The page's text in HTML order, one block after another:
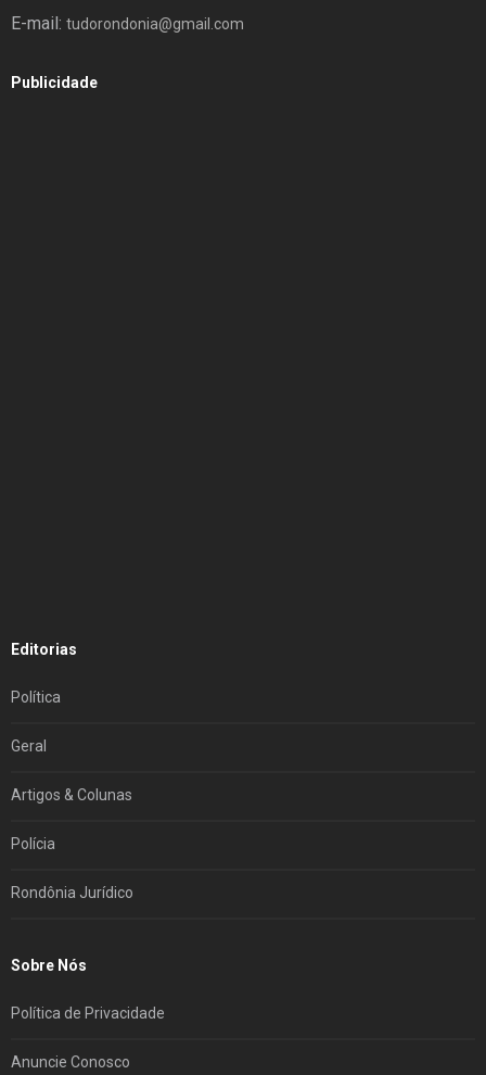
E-mail: tudorondonia@gmail.com
Publicidade
Editorias
Política
Geral
Artigos & Colunas
Polícia
Rondônia Jurídico
Sobre Nós
Política de Privacidade
Anuncie Conosco